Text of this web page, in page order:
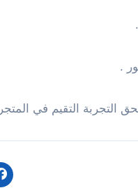
4.3 نجوم مع العديد من التعليقات الإيجابية .[